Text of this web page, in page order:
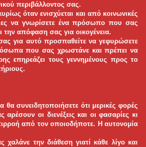
περιβάλλοντος σας.
όταν ενισχύεται και από κοινωνικές
να γνωρίσετε ένα πρόσωπο που σας
την απόφαση σας για οικογένεια.
για αυτό προσπαθείτε να γεφυρώσετε
που σας χρωστάνε και πρέπει να
επηρεάζει τους γεννημένους προς το
συνειδητοποιήσετε ότι μερικές φορές
οι διενέξεις και οι φασαρίες κι
από τον οποιοδήποτε. Η αυτονομία
την διάθεση γιατί κάθε λίγο και